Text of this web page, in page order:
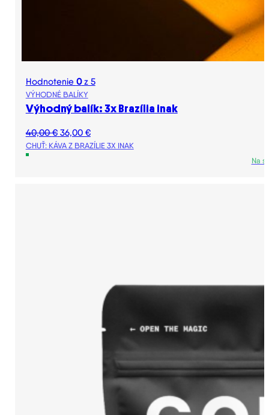
Hodnotenie 0z 5
VÝHODNÉ BALÍKY
Výhodný balík: 3x Brazília inak
40,00€ Pôvodná
cena
36,00 €Aktuálna
cena
CHUŤ: KÁVA Z BRAZÍLIE 3X INAK
Na